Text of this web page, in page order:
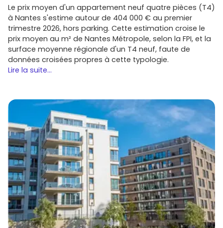
Le prix moyen d'un appartement neuf quatre pièces (T4)
à Nantes s'estime autour de 404 000 € au premier
trimestre 2026, hors parking. Cette estimation croise le
prix moyen au m² de Nantes Métropole, selon la FPI, et la
surface moyenne régionale d'un T4 neuf, faute de
données croisées propres à cette typologie.
Lire la suite...